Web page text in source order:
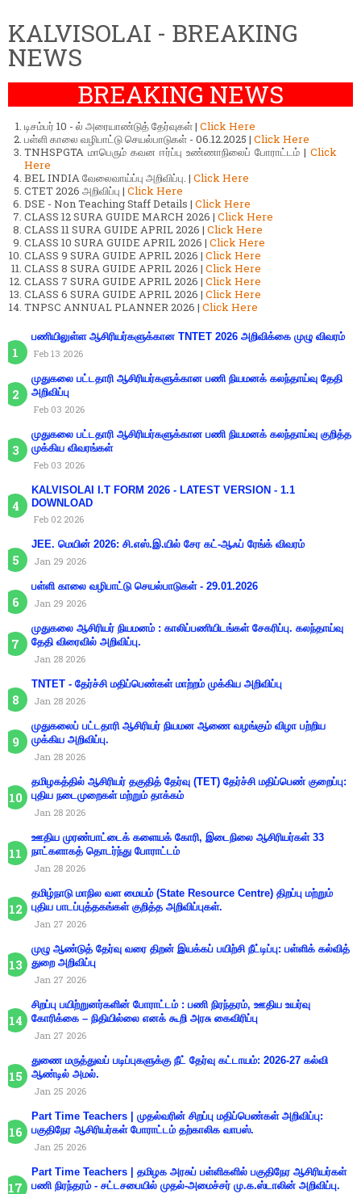
KALVISOLAI - BREAKING
NEWS
BREAKING NEWS
டிசம்பர் 10 - ல் அரையாண்டுத் தேர்வுகள் | Click Here
பள்ளி காலை வழிபாட்டு செயல்பாடுகள் - 06.12.2025 | Click Here
TNHSPGTA மாபெரும் கவன ஈர்ப்பு உண்ணாநிலைப் போராட்டம் | Click
Here
BEL INDIA வேலைவாய்ப்பு அறிவிப்பு. | Click Here
CTET 2026 அறிவிப்பு | Click Here
DSE - Non Teaching Staff Details | Click Here
CLASS 12 SURA GUIDE MARCH 2026 | Click Here
CLASS 11 SURA GUIDE APRIL 2026 | Click Here
CLASS 10 SURA GUIDE APRIL 2026 | Click Here
CLASS 9 SURA GUIDE APRIL 2026 | Click Here
CLASS 8 SURA GUIDE APRIL 2026 | Click Here
CLASS 7 SURA GUIDE APRIL 2026 | Click Here
CLASS 6 SURA GUIDE APRIL 2026 | Click Here
TNPSC ANNUAL PLANNER 2026 | Click Here
பணியிலுள்ள ஆசிரியர்களுக்கான TNTET 2026 அறிவிக்கை முழு விவரம்
Feb 13 2026
முதுகலை பட்டதாரி ஆசிரியர்களுக்கான பணி நியமனக் கலந்தாய்வு தேதி
அறிவிப்பு
Feb 03 2026
முதுகலை பட்டதாரி ஆசிரியர்களுக்கான பணி நியமனக் கலந்தாய்வு குறித்த
முக்கிய விவரங்கள்
Feb 03 2026
KALVISOLAI I.T FORM 2026 - LATEST VERSION - 1.1
DOWNLOAD
Feb 02 2026
JEE. மெயின் 2026: சி.எஸ்.இ.யில் சேர கட்-ஆஃப் ரேங்க் விவரம்
Jan 29 2026
பள்ளி காலை வழிபாட்டு செயல்பாடுகள் - 29.01.2026
Jan 29 2026
முதுகலை ஆசிரியர் நியமனம் : காலிப்பணியிடங்கள் சேகரிப்பு. கலந்தாய்வு
தேதி விரைவில் அறிவிப்பு.
Jan 28 2026
TNTET - தேர்ச்சி மதிப்பெண்கள் மாற்றம் முக்கிய அறிவிப்பு
Jan 28 2026
முதுகலைப் பட்டதாரி ஆசிரியர் நியமன ஆணை வழங்கும் விழா பற்றிய
முக்கிய அறிவிப்பு.
Jan 28 2026
தமிழகத்தில் ஆசிரியர் தகுதித் தேர்வு (TET) தேர்ச்சி மதிப்பெண் குறைப்பு:
புதிய நடைமுறைகள் மற்றும் தாக்கம்
Jan 28 2026
ஊதிய முரண்பாட்டைக் களையக் கோரி, இடைநிலை ஆசிரியர்கள் 33
நாட்களாகத் தொடர்ந்து போராட்டம்
Jan 28 2026
தமிழ்நாடு மாநில வள மையம் (State Resource Centre) திறப்பு மற்றும்
புதிய பாடப்புத்தகங்கள் குறித்த அறிவிப்புகள்.
Jan 27 2026
முழு ஆண்டுத் தேர்வு வரை திறன் இயக்கப் பயிற்சி நீட்டிப்பு: பள்ளிக் கல்வித்
துறை அறிவிப்பு
Jan 27 2026
சிறப்பு பயிற்றுனர்களின் போராட்டம் : பணி நிரந்தரம், ஊதிய உயர்வு
கோரிக்கை – நிதியில்லை எனக் கூறி அரசு கைவிரிப்பு
Jan 27 2026
துணை மருத்துவப் படிப்புகளுக்கு நீட் தேர்வு கட்டாயம்: 2026-27 கல்வி
ஆண்டில் அமல்.
Jan 25 2026
Part Time Teachers | முதல்வரின் சிறப்பு மதிப்பெண்கள் அறிவிப்பு:
பகுதிநேர ஆசிரியர்கள் போராட்டம் தற்காலிக வாபஸ்.
Jan 25 2026
Part Time Teachers | தமிழக அரசுப் பள்ளிகளில் பகுதிநேர ஆசிரியர்கள்
பணி நிரந்தரம் - சட்டசபையில் முதல்-அமைச்சர் மு.க.ஸ்டாலின் அறிவிப்பு.